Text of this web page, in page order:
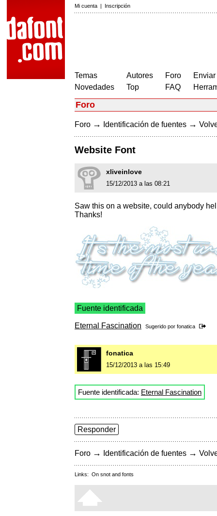
Mi cuenta | Inscripción
Temas
Novedades
Autores
Top
Foro
FAQ
Foro
Foro → Identificación de fuentes →
Website Font
xliveinlove
15/12/2013 a las 08:21
Saw this on a website, could anybody
Thanks!
Fuente identificada
Eternal Fascination Sugerido por fonatica
fonatica
15/12/2013 a las 15:49
Fuente identificada: Eternal Fascination
Responder
Foro → Identificación de fuentes →
Links: On snot and fonts